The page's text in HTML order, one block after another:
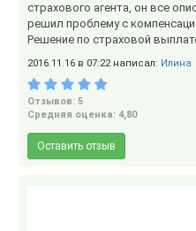
страхового агента, он все
решил проблему с
Решение по страховой
2016.11.16 в 07:22 написал: Илина
Отзывов: 5
Средняя оценка: 4,80
Оставить отзыв